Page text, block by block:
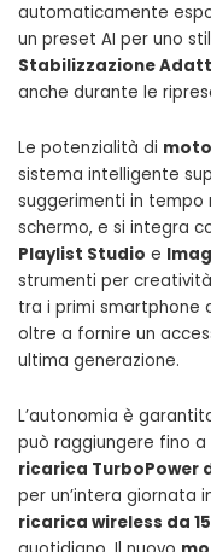
automaticamente
un preset AI per uno
Stabilizzazione
anche durante le
Le potenzialità di
sistema intelligente
suggerimenti in
schermo, e si integra
Playlist Studio e
strumenti per
tra i primi smartphone
oltre a fornire un
ultima generazione.
L’autonomia è
può raggiungere fino a
ricarica TurboPower
per un’intera giornata
ricarica wireless da